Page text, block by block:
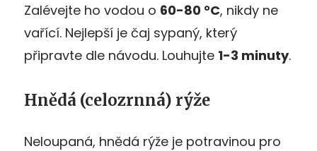
Zalévejte ho vodou o 60-80 °C, nikdy ne
vařící. Nejlepší je čaj sypaný, který
připravte dle návodu. Louhujte 1-3 minuty.
Hnědá (celozrnná) rýže
Neloupaná, hnědá rýže je potravinou pro